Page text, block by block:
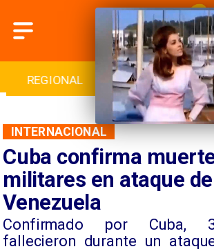
REGIONAL INTERNACIONAL
Cuba confirma
militares en ataque de
Venezuela
Confirmado por Cuba,
fallecieron durante un
INTERNACIONAL